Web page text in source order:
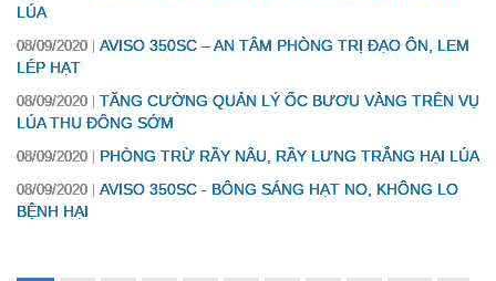
LÚA
08/09/2020
AVISO 350SC – AN TÂM PHÒNG TRỊ ĐẠO ÔN, LEM
LÉP HẠT
08/09/2020
TĂNG CƯỜNG QUẢN LÝ ỐC BƯƠU VÀNG TRÊN VỤ
LÚA THU ĐÔNG SỚM
08/09/2020 PHÒNG TRỪ RẦY NÂU, RẦY LƯNG TRẮNG HẠI LÚA
08/09/2020
AVISO 350SC - BÔNG SÁNG HẠT NO, KHÔNG LO
BỆNH HẠI